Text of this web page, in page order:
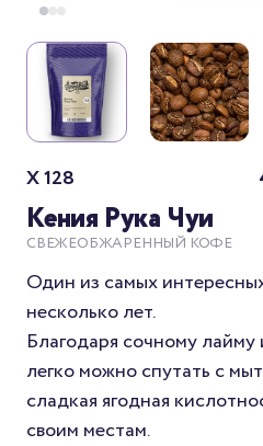
Кения Рука Чуи
СВЕЖЕОБЖАРЕННЫЙ КОФЕ
X 128
Один из самых
несколько лет.
Благодаря сочному
легко можно спутать с
сладкая ягодная
своим местам.